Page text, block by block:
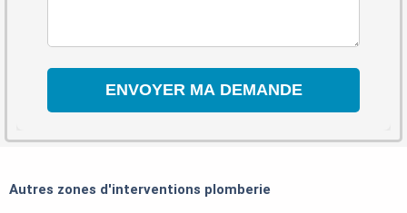
Autres zones d'interventions plomberie